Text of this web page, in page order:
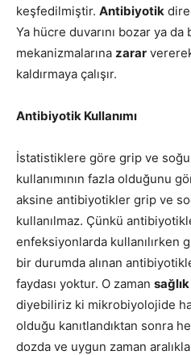
keşfedilmiştir. Antibiyotik
Ya hücre duvarını bozar ya da
mekanizmalarına zarar
kaldırmaya çalışır.
Antibiyotik Kullanımı
İstatistiklere göre grip ve
kullanımının fazla olduğunu
aksine antibiyotikler grip ve
kullanılmaz. Çünkü
enfeksiyonlarda kullanılırken
bir durumda alınan
faydası yoktur. O zaman sağlık
diyebiliriz ki mikrobiyolojide
olduğu kanıtlandıktan sonra
dozda ve uygun zaman